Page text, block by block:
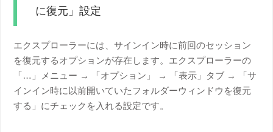
に復元」設定
エクスプローラーには、サインイン時に前回のセッション
を復元するオプションが存在します。エクスプローラーの
「…」メニュー → 「オプション」 → 「表示」タブ → 「サ
インイン時に以前開いていたフォルダーウィンドウを復元
する」にチェックを入れる設定です。